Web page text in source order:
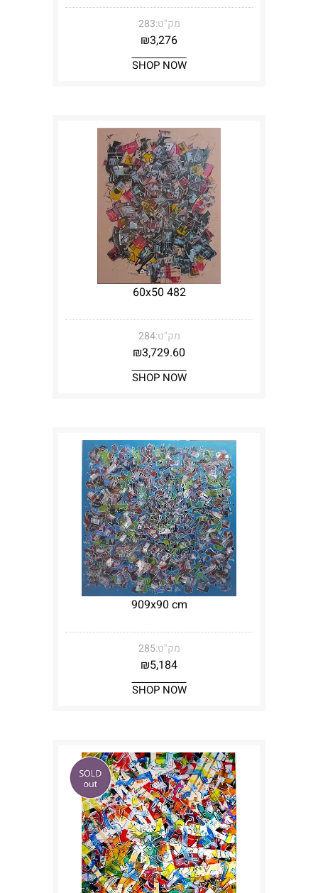
מק"ט:283
₪3,276
SHOP NOW
482 60x50
מק"ט:284
₪3,729.60
SHOP NOW
909x90 cm
מק"ט:285
₪5,184
SHOP NOW